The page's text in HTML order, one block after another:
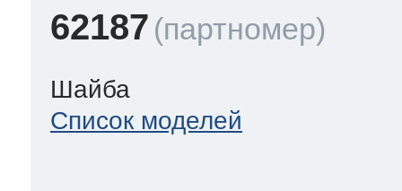
62187
Шайба
Список моделей